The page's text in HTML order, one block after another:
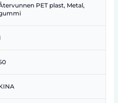
PET plast, Metal,